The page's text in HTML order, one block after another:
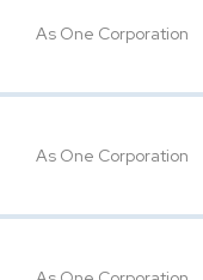
As One Corporation
As One Corporation